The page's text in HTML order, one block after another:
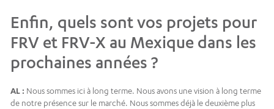
Enfin, quels sont vos projets pour
FRV et FRV-X au Mexique dans les
prochaines années ?
AL : Nous sommes ici à long terme. Nous avons une vision à long terme
de notre présence sur le marché. Nous sommes déjà le deuxième plus